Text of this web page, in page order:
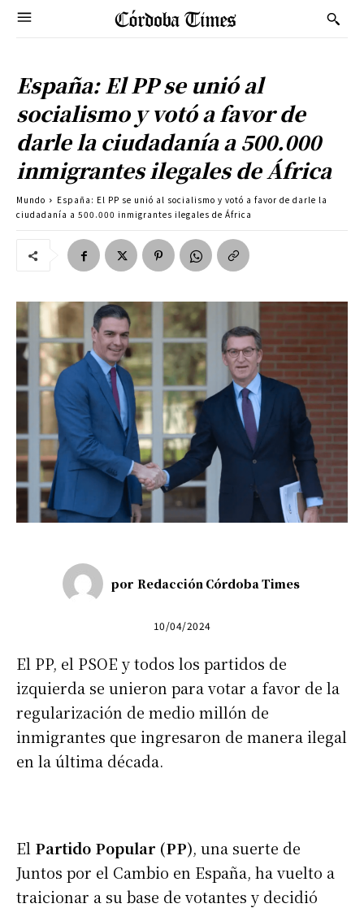
España: El PP se unió al
socialismo y votó a favor de
darle la ciudadanía a 500.000
inmigrantes ilegales de África
Mundo
España: El PP se unió al socialismo y votó a favor de darle la
ciudadanía a 500.000 inmigrantes ilegales de África
por Redacción Córdoba Times
10/04/2024
El PP, el PSOE y todos los partidos de
izquierda se unieron para votar a favor de la
regularización de medio millón de
inmigrantes que ingresaron de manera ilegal
en la última década.
El Partido Popular (PP), una suerte de
Juntos por el Cambio en España, ha vuelto a
traicionar a su base de votantes y decidió